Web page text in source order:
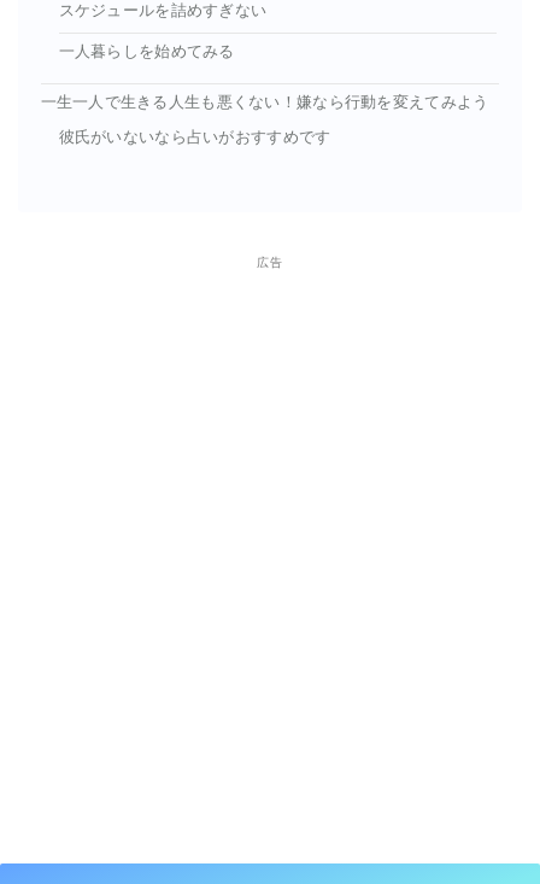
スケジュールを詰めすぎない
一人暮らしを始めてみる
一生一人で生きる人生も悪くない！嫌なら行動を変えてみよう
彼氏がいないなら占いがおすすめです
広告